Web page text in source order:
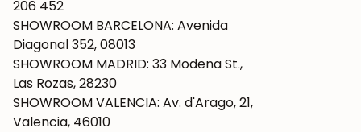
206 452
SHOWROOM BARCELONA: Avenida
Diagonal 352, 08013
SHOWROOM MADRID: 33 Modena St.,
Las Rozas, 28230
SHOWROOM VALENCIA: Av. d'Arago, 21,
Valencia, 46010